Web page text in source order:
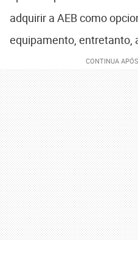
adquirir a AEB como
equipamento, entretanto,